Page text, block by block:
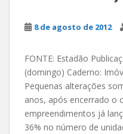
8 de agosto de 2012
FONTE: Estadão
(domingo) Caderno:
Pequenas alterações
anos, após encerrado o
empreendimentos já
36% no número de